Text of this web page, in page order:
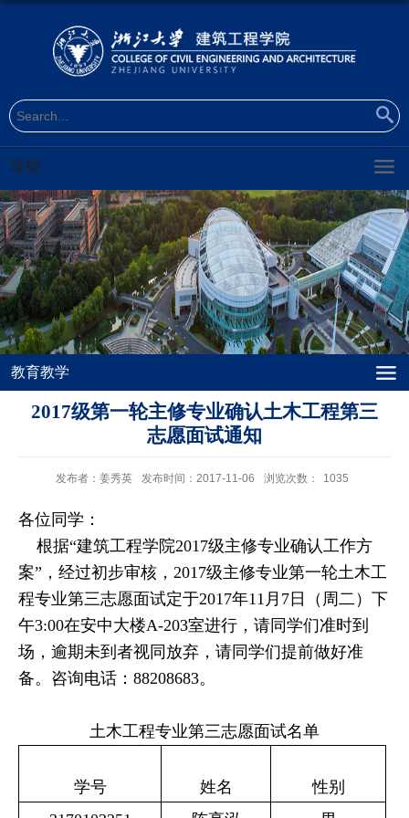
导航
教育教学
2017级第一轮主修专业确认土木工程第三
志愿面试通知
发布者：姜秀英 发布时间：2017-11-06 浏览次数： 1035
各位同学：
根据“建筑工程学院2017级主修专业确认工作方
案”，经过初步审核， 2017级主修专业第一轮土木工
程专业第三志愿面试定于2017年11 月 7 日（周二）下
午3:00在安中大楼A-203室进行，请同学们准时到
场，逾期未到者视同放弃，请同学们提前做好准
备。咨询电话： 88208683。
土木工程专业第三志愿面试名单
学号 姓名
性别